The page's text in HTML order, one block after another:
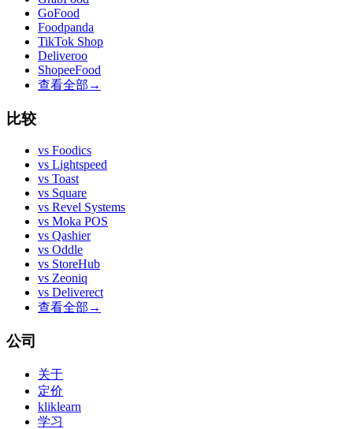
GoFood
Foodpanda
TikTok Shop
Deliveroo
ShopeeFood
查看全部 →
比较
vs Foodics
vs Lightspeed
vs Toast
vs Square
vs Revel Systems
vs Moka POS
vs Qashier
vs Oddle
vs StoreHub
vs Zeoniq
vs Deliverect
查看全部 →
公司
关于
定价
kliklearn
学习